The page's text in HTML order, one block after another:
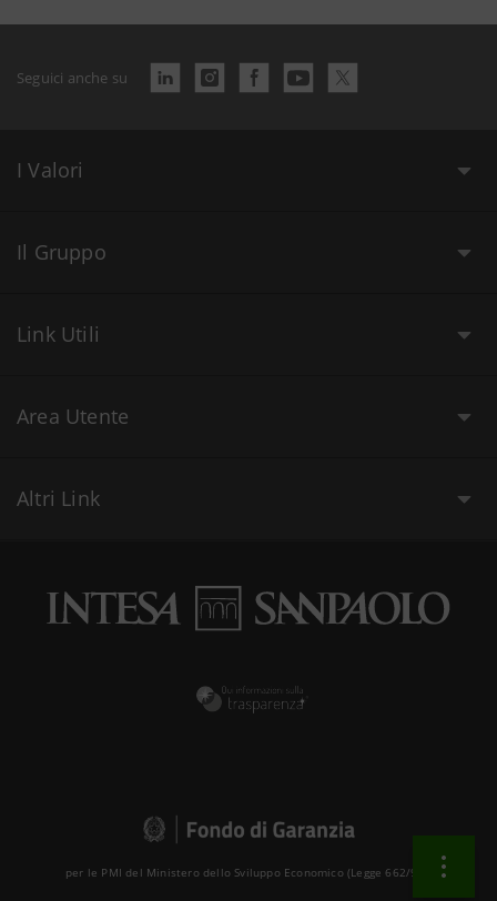
Seguici anche su
I Valori
Il Gruppo
Link Utili
Area Utente
Altri Link
per le PMI del Ministero dello Sviluppo Economico (Legge 662/96 )